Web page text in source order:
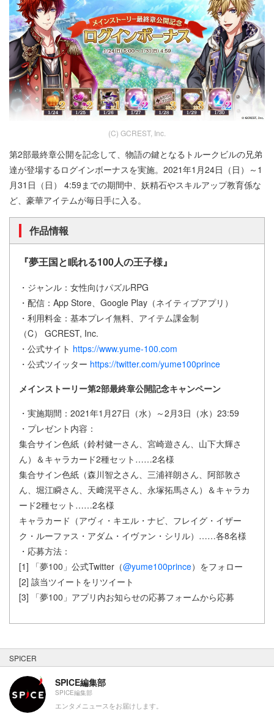
(C) GCREST, Inc.
第2部最終章公開を記念して、物語の鍵となるトルークビルの兄弟
達が登場するログインボーナスを実施。2021年1月24日（日）～1
月31日（日） 4:59までの期間中、妖精石やスキルアップ教育係な
ど、豪華アイテムが毎日手に入る。
作品情報
『夢王国と眠れる100人の王子様』
・ジャンル：女性向けパズルRPG
・配信：App Store、Google Play（ネイティブアプリ）
・利用料金：基本プレイ無料、アイテム課金制
（C） GCREST, Inc.
・公式サイト https://www.yume-100.com
・公式ツイッター https://twitter.com/yume100prince
メインストーリー第2部最終章公開記念キャンペーン
・実施期間：2021年1月27日（水）～2月3日（水）23:59
・プレゼント内容：
集合サイン色紙（鈴村健一さん、宮崎遊さん、山下大輝さ
ん）＆キャラカード2種セット……2名様
集合サイン色紙（森川智之さん、三浦祥朗さん、阿部敦さ
ん、堀江瞬さん、天﨑滉平さん、永塚拓馬さん）＆キャラカ
ード2種セット……2名様
キャラカード（アヴィ・キエル・ナビ、フレイグ・イザー
ク・ルーファス・アダム・イヴァン・シリル）……各8名様
・応募方法：
[1] 「夢100」公式Twitter（@yume100prince）をフォロー
[2] 該当ツイートをリツイート
[3] 「夢100」アプリ内お知らせの応募フォームから応募
SPICER
SPICE編集部
SPICE編集部
エンタメニュースをお届けします。